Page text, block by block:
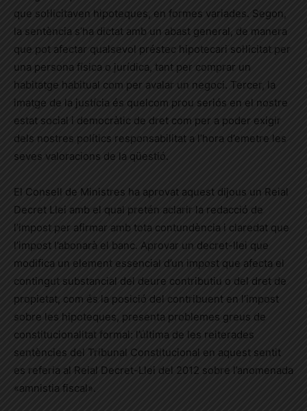
que sol·licitaven hipoteques, en formes variades. Segon,
la sentència s’ha dictat amb un abast general, de manera
que pot afectar qualsevol préstec hipotecari sol·licitat per
una persona física o jurídica, tant per comprar un
habitatge habitual com per avalar un negoci. Tercer, la
imatge de la justícia és quelcom prou seriós en el nostre
estat social i democràtic de dret com per a poder exigir
dels nostres polítics responsabilitat a l’hora d’emetre les
seves valoracions de la qüestió.
El Consell de Ministres ha aprovat aquest dijous un Reial
Decret Llei amb el qual pretén aclarir la redacció de
l’impost per afirmar amb tota contundència i claredat que
l’impost l’abonarà el banc. Aprovar un decret-llei que
modifica un element essencial d’un impost que afecta el
contingut substancial del deure contributiu o del dret de
propietat, com és la posició del contribuent en l’impost
sobre les hipoteques, presenta problemes greus de
constitucionalitat formal: l’última de les reiterades
sentències del Tribunal Constitucional en aquest sentit
es referia al Reial Decret-Llei del 2012 sobre l’anomenada
«amnistia fiscal».